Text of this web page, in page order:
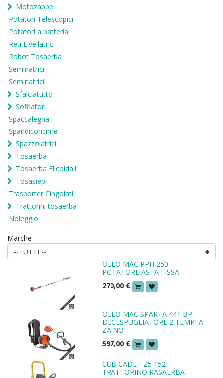
Motozappe
Potatori Telescopici
Potatori a batteria
Reti Livellatrici
Robot Tosaerba
Seminatrici
Seminatrici
Sfalciatutto
Soffiatori
Spaccalegna
Spandiconcime
Spazzolatrici
Tosaerba
Tosaerba Elicoidali
Tosasiepi
Trasporter Cingolati
Trattorini tosaerba
Noleggio
Marche
OLEO MAC PPH 250 -
POTATORE ASTA FISSA
270,00 €
OLEO MAC SPARTA 441 BP -
DECESPUGLIATORE 2 TEMPI A
ZAINO
597,00 €
CUB CADET Z5 152 -
TRATTORINO RASAERBA